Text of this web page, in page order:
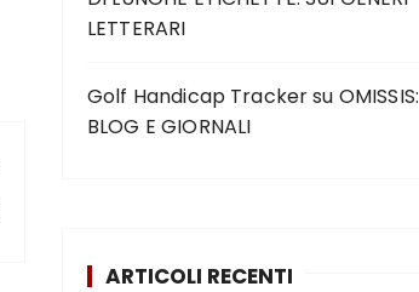
LETTERARI
Golf Handicap Trackersu OMISSIS:
BLOG E GIORNALI
ARTICOLI RECENTI